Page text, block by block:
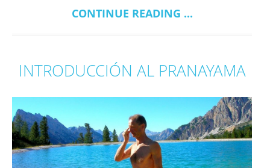
CONTINUE READING ...
INTRODUCCIÓN AL PRANAYAMA